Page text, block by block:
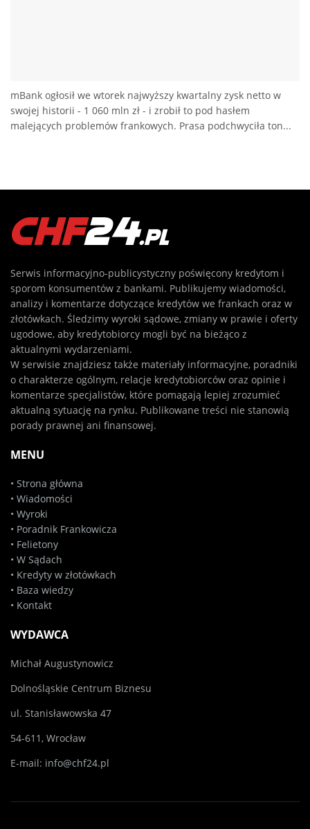
mBank ogłosił we wtorek najwyższy kwartalny zysk netto w
swojej historii - 1 060 mln zł - i zrobił to pod hasłem
malejących problemów frankowych. Prasa podchwyciła ton...
Serwis informacyjno-publicystyczny poświęcony kredytom i
sporom konsumentów z bankami. Publikujemy wiadomości,
analizy i komentarze dotyczące kredytów we frankach oraz w
złotówkach. Śledzimy wyroki sądowe, zmiany w prawie i oferty
ugodowe, aby kredytobiorcy mogli być na bieżąco z
aktualnymi wydarzeniami.
W serwisie znajdziesz także materiały informacyjne, poradniki
o charakterze ogólnym, relacje kredytobiorców oraz opinie i
komentarze specjalistów, które pomagają lepiej zrozumieć
aktualną sytuację na rynku. Publikowane treści nie stanowią
porady prawnej ani finansowej.
MENU
• Strona główna
• Wiadomości
• Wyroki
• Poradnik Frankowicza
• Felietony
• W Sądach
• Kredyty w złotówkach
• Baza wiedzy
• Kontakt
WYDAWCA
Michał Augustynowicz
Dolnośląskie Centrum Biznesu
ul. Stanisławowska 47
54-611, Wrocław
E-mail: info@chf24.pl